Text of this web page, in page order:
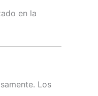
en la
Los